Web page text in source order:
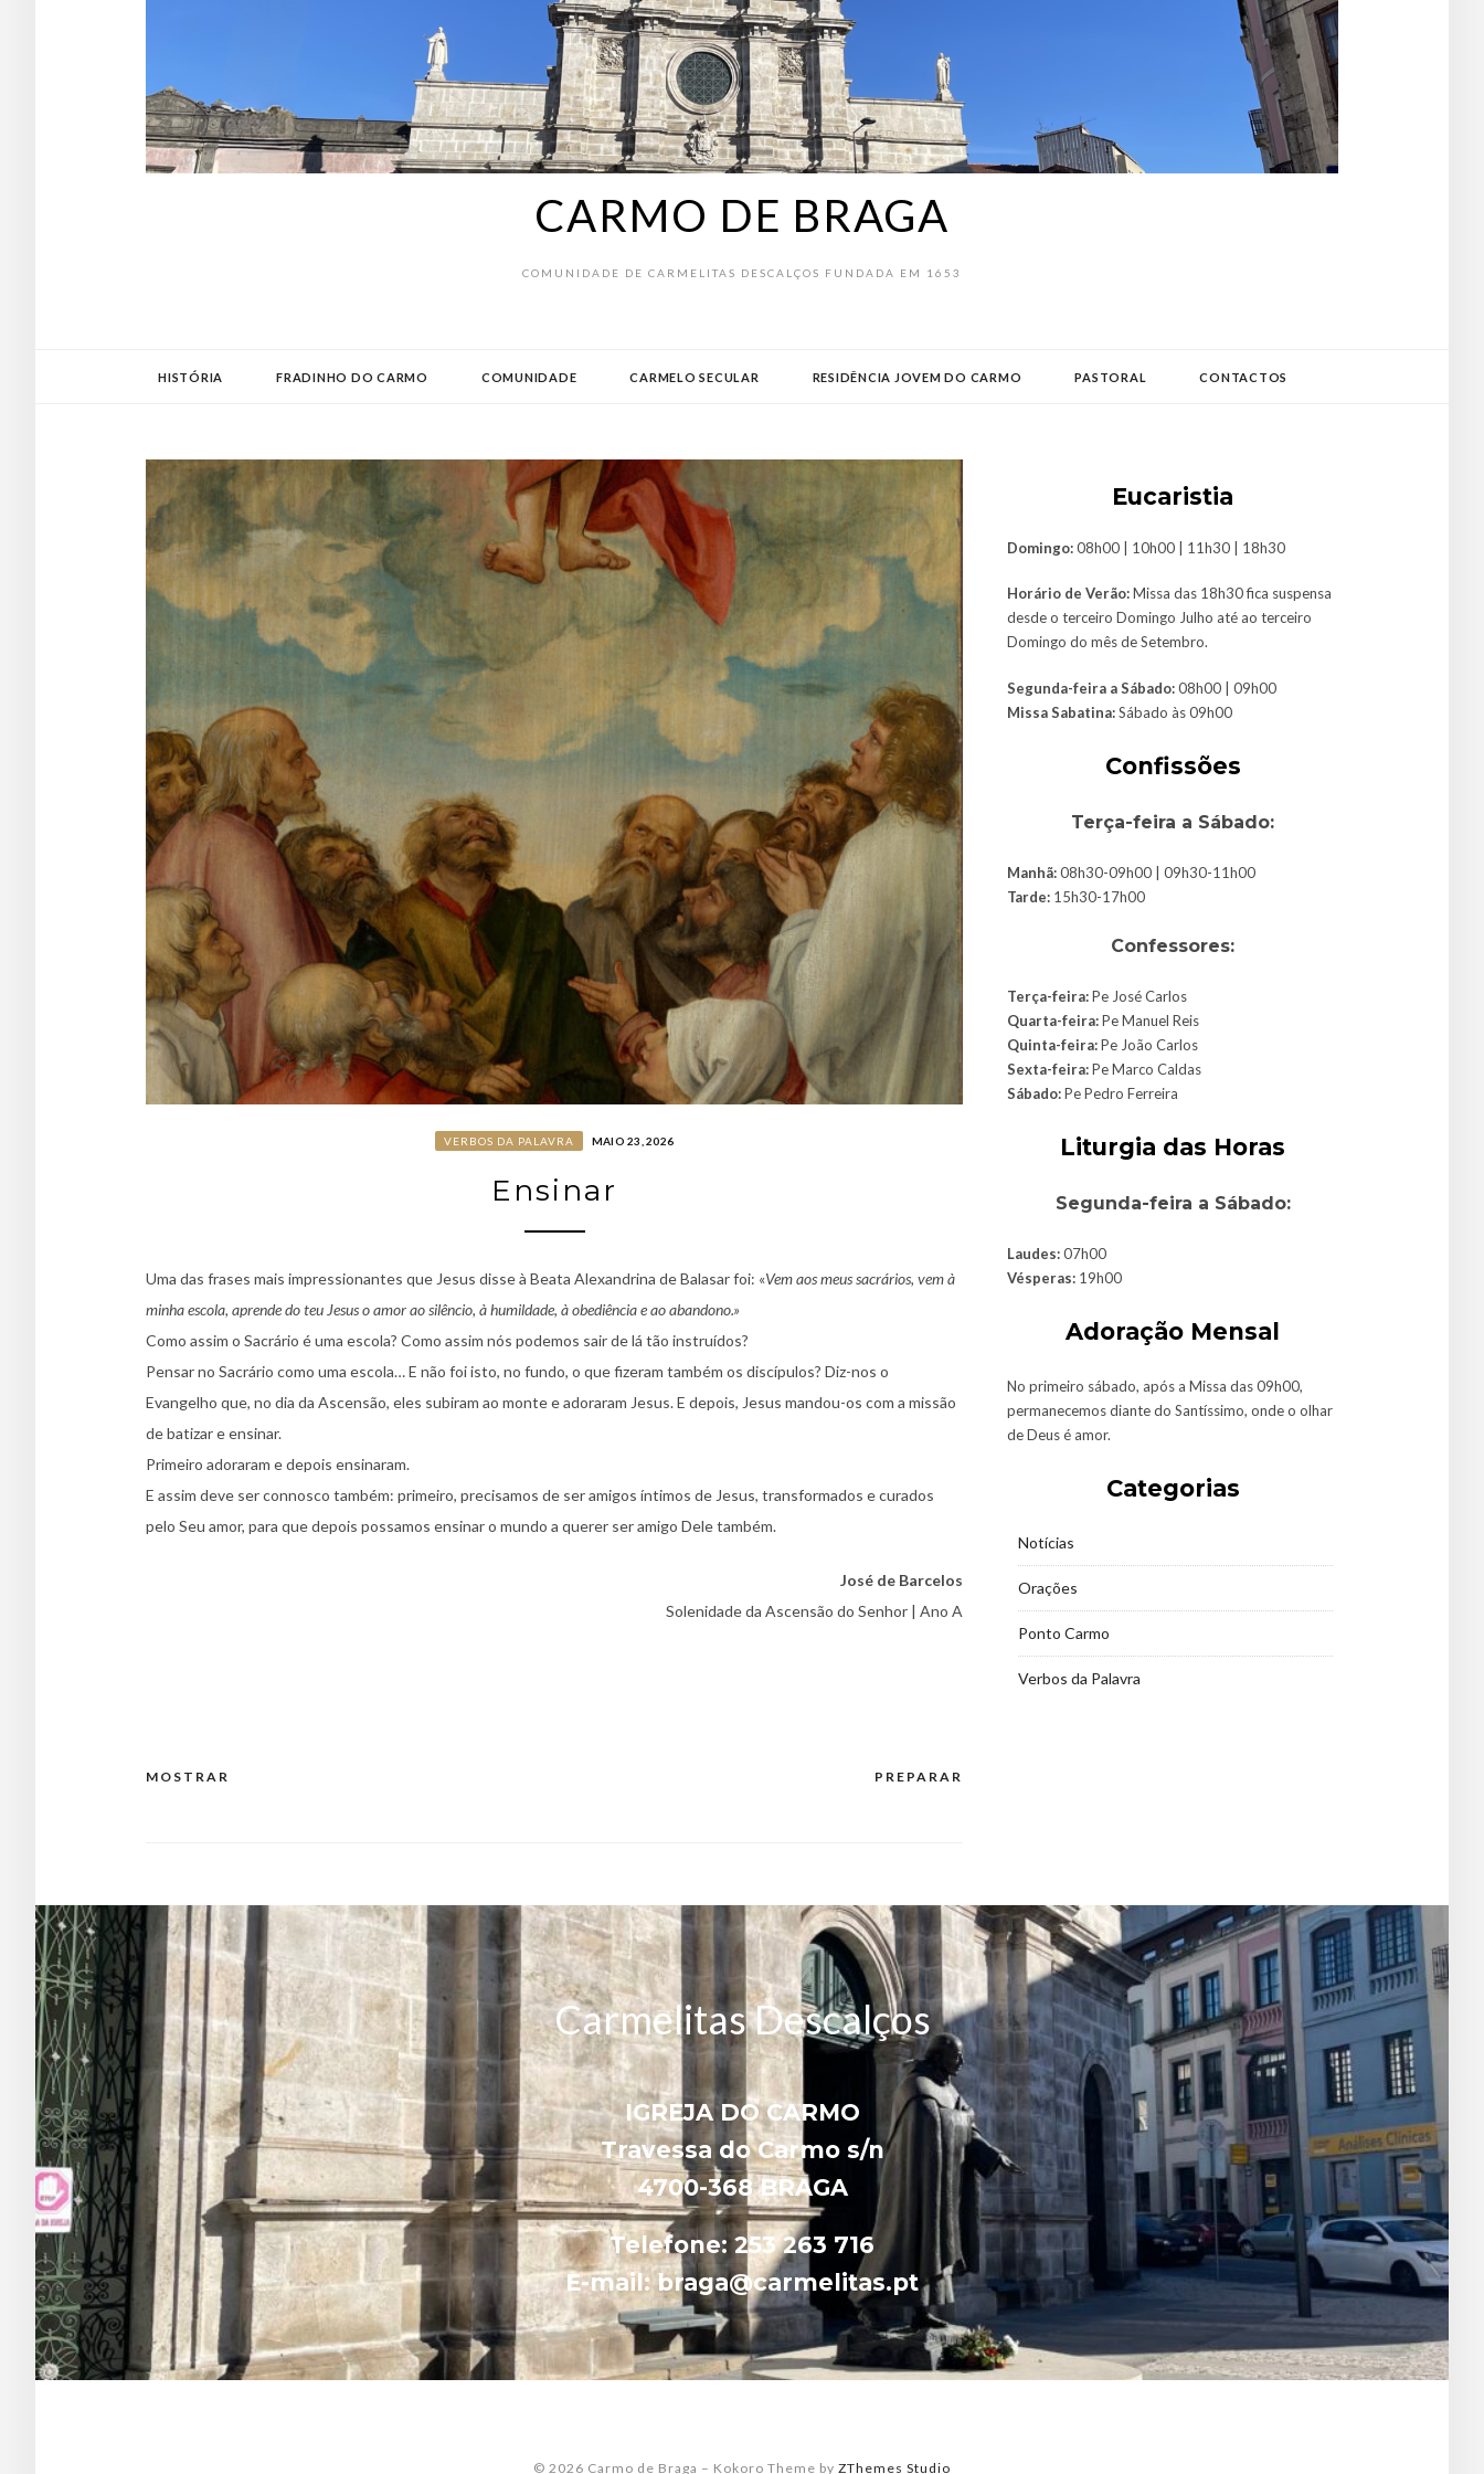
CARMO DE BRAGA
COMUNIDADE DE CARMELITAS DESCALÇOS FUNDADA EM 1653
HISTÓRIA FRADINHO DO CARMO COMUNIDADE CARMELO SECULAR RESIDÊNCIA JOVEM DO CARMO PASTORAL CONTACTOS
VERBOS DA PALAVRA MAIO 23, 2026
Ensinar
Uma das frases mais impressionantes que Jesus disse à Beata Alexandrina de Balasar foi: «Vem aos meus sacrários, vem à
minha escola, aprende do teu Jesus o amor ao silêncio, à humildade, à obediência e ao abandono.»
Como assim o Sacrário é uma escola? Como assim nós podemos sair de lá tão instruídos?
Pensar no Sacrário como uma escola… E não foi isto, no fundo, o que fizeram também os discípulos? Diz-nos o
Evangelho que, no dia da Ascensão, eles subiram ao monte e adoraram Jesus. E depois, Jesus mandou-os com a missão
de batizar e ensinar.
Primeiro adoraram e depois ensinaram.
E assim deve ser connosco também: primeiro, precisamos de ser amigos íntimos de Jesus, transformados e curados
pelo Seu amor, para que depois possamos ensinar o mundo a querer ser amigo Dele também.
José de Barcelos
Solenidade da Ascensão do Senhor | Ano A
Navegação
PREPARAR
MOSTRAR
Eucaristia
Domingo:08h00 | 10h00 | 11h30 | 18h30
Horário de Verão:Missa das 18h30 fica suspensa
desde o terceiro Domingo Julho até ao terceiro
Domingo do mês de Setembro.
Segunda-feira a Sábado:08h00 | 09h00
Missa Sabatina:Sábado às 09h00
Confissões
Terça-feira a Sábado:
Manhã:08h30-09h00 | 09h30-11h00
Tarde: 15h30-17h00
Confessores:
Terça-feira:Pe José Carlos
Quarta-feira:Pe Manuel Reis
Quinta-feira:Pe João Carlos
Sexta-feira:Pe Marco Caldas
Sábado:Pe Pedro Ferreira
Liturgia das Horas
Segunda-feira a Sábado:
Laudes:07h00
Vésperas: 19h00
Adoração Mensal
No primeiro sábado, após a Missa das 09h00,
permanecemos diante do Santíssimo, onde o olhar
de Deus é amor.
Categorias
Notícias
Orações
Ponto Carmo
Verbos da Palavra
Carmelitas Descalços
IGREJA DO CARMO
Travessa do Carmo s/n
4700-368 BRAGA
Telefone: 253 263 716
E-mail: braga@carmelitas.pt
© 2026 Carmo de Braga – Kokoro Theme by ZThemes Studio